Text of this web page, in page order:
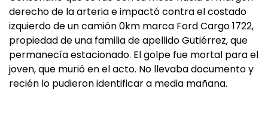
derecho de la arteria e impactó contra el costado
izquierdo de un camión 0km marca Ford Cargo 1722,
propiedad de una familia de apellido Gutiérrez, que
permanecía estacionado. El golpe fue mortal para el
joven, que murió en el acto. No llevaba documento y
recién lo pudieron identificar a media mañana.